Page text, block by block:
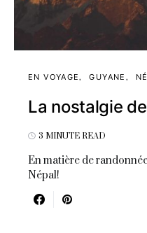
EN VOYAGE GUYANE
La nostalgie
3 MINUTE READ
En matière de
Népal!